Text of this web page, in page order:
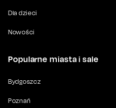
Dla dzieci
Nowości
Popularne miasta i sale
Bydgoszcz
Poznań